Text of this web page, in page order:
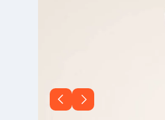
VorherigeNächste